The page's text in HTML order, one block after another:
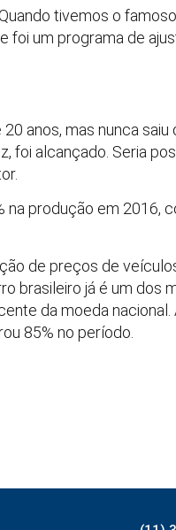
tivemos o
foi um programa de
anos, mas nunca
foi alcançado. Seria
produção em 2016,
de preços de
brasileiro já é um dos
da moeda
85% no período.